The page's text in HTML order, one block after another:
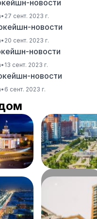
новости
• 27 сент. 2023 г.
новости
• 20 сент. 2023 г.
новости
• 13 сент. 2023 г.
новости
• 6 сент. 2023 г.